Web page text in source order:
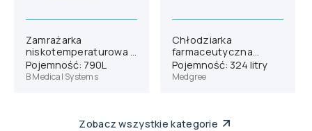
Zamrażarka
niskotemperaturowa B
Medical Systems
U701V
Pojemność: 790L
B Medical Systems
Chłodziarka
farmaceutyczna
Medgree MPRA 350 S
Pojemność: 324 litry
Medgree
Zobacz wszystkie kategorie